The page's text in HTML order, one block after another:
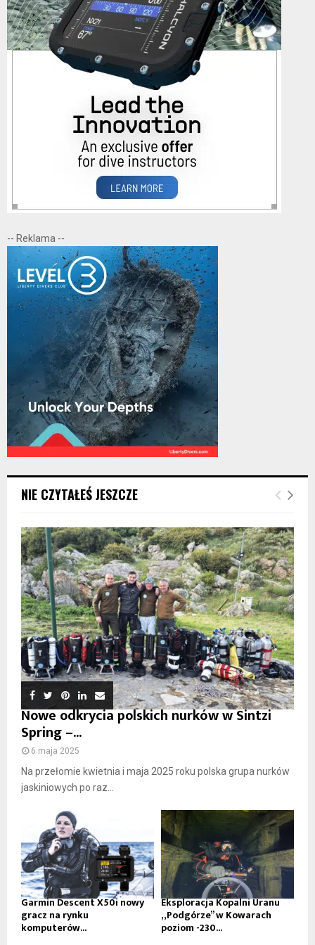
-- Reklama --
NIE CZYTAŁEŚ JESZCZE
Nowe odkrycia polskich nurków w Sintzi
Spring –...
6 maja 2025
Na przełomie kwietnia i maja 2025 roku polska grupa nurków
jaskiniowych po raz...
Garmin Descent X50i nowy
gracz na rynku
komputerów...
Eksploracja Kopalni Uranu
„Podgórze” w Kowarach
poziom -230...